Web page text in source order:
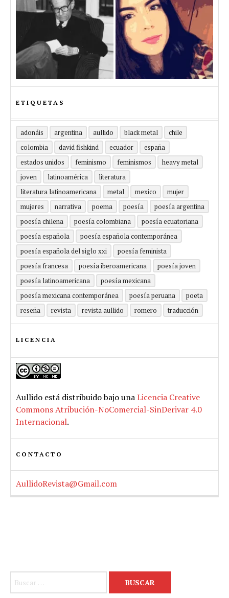
ETIQUETAS
adonáis argentina aullido black metal
chile
colombia
david fishkind ecuador
españa
estados unidos
feminismo feminismos
heavy metal
joven
latinoamérica
literatura
literatura latinoamericana
metal mexico
mujer
mujeres
narrativa poema poesía
poesía argentina
poesía chilena
poesía colombiana
poesía ecuatoriana
poesía española
poesía española contemporánea
poesía española del siglo xxi
poesía feminista
poesía francesa
poesía iberoamericana
poesía joven
poesía latinoamericana
poesía mexicana
poesía mexicana contemporánea
poesía peruana
poeta
reseña
revista revista aullido romero traducción
LICENCIA
Aullido está distribuido bajo unaLicencia Creative
Commons Atribución-NoComercial-SinDerivar 4.0
Internacional.
CONTACTO
AullidoRevista@Gmail.com